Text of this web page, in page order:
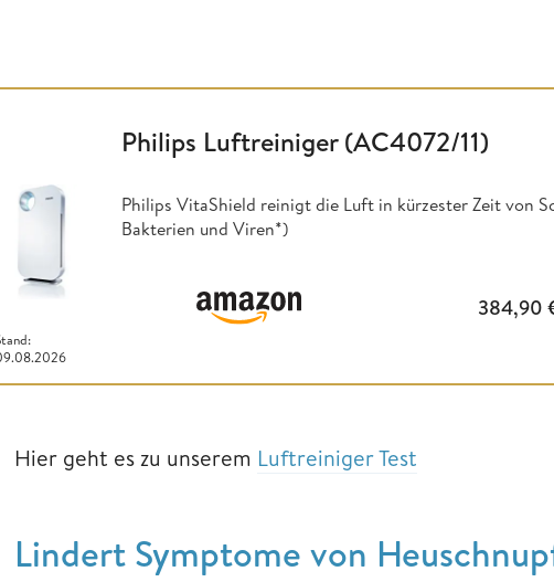
Philips Luftreiniger (AC4072/11)
Philips VitaShield reinigt die Luft in kürzester Zeit von
Bakterien und Viren*)
384,90
Hier geht es zu unserem Luftreiniger Test
Lindert Symptome von